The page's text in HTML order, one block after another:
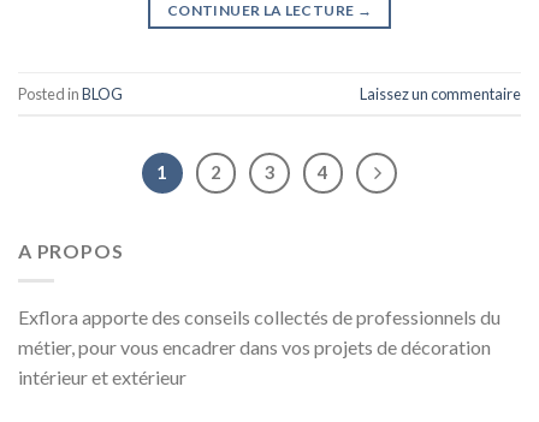
CONTINUER LA LECTURE →
Posted inBLOG Laissez un commentaire
1 2 3 4
A PROPOS
Exflora apporte des conseils collectés de professionnels du
métier, pour vous encadrer dans vos projets de décoration
intérieur et extérieur